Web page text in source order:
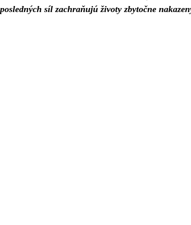
síl zachraňujú životy zbytočne